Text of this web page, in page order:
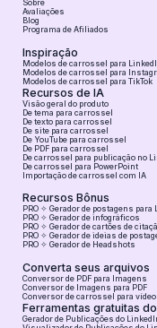
Sobre
Avaliações
Blog
Programa de Afiliados
Inspiração
Modelos de carrossel para
Modelos de carrossel para
Modelos de carrossel para TikTok
Recursos de IA
Visão geral do produto
De tema para carrossel
De texto para carrossel
De site para carrossel
De YouTube para carrossel
De PDF para carrossel
De carrossel para publicação no
De carrossel para PowerPoint
Importação de carrossel com IA
Recursos Bônus
PRO ✧ Gerador de postagens para
PRO ✧ Gerador de infográficos
PRO ✧ Gerador de cartões de
PRO ✧ Gerador de ideias de
PRO ✧ Gerador de Headshots
Converta seus arquivos
Conversor de PDF para Imagens
Conversor de Imagens para PDF
Conversor de carrossel para vídeo
Ferramentas gratuitas
Gerador de Publicações do